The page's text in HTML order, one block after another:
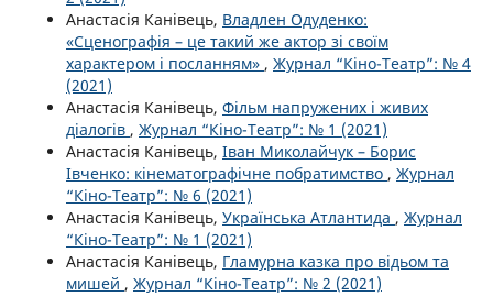
Анастасія Канівець, Владлен Одуденко:
«Сценографія – це такий же актор зі своїм
характером і посланням» , Журнал “Кіно-Театр”: № 4
(2021)
Анастасія Канівець, Фільм напружених і живих
діалогів , Журнал “Кіно-Театр”: № 1 (2021)
Анастасія Канівець, Іван Миколайчук – Борис
Івченко: кінематографічне побратимство , Журнал
“Кіно-Театр”: № 6 (2021)
Анастасія Канівець, Українська Атлантида , Журнал
“Кіно-Театр”: № 1 (2021)
Анастасія Канівець, Гламурна казка про відьом та
мишей , Журнал “Кіно-Театр”: № 2 (2021)